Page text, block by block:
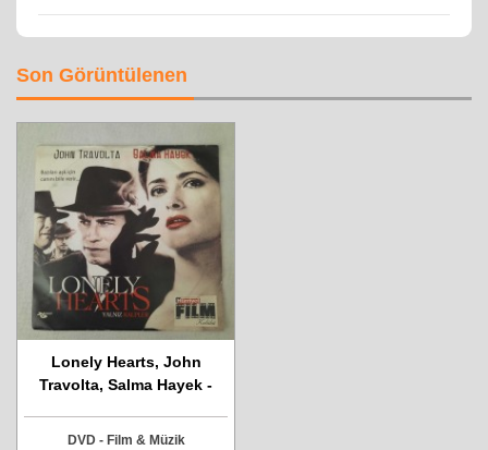
Son Görüntülenen
Lonely Hearts, John
Travolta, Salma Hayek -
DVD - Film & Müzik